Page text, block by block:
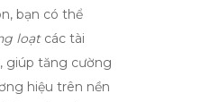
, bạn có thể
loạtcác tài
giúp tăng cường
hiệu trên nền